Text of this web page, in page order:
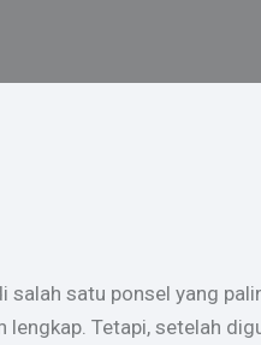
satu ponsel yang
Tetapi, setelah